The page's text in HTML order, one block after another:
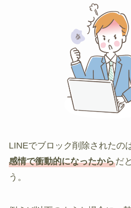
LINEでブロック削除されたの
感情で衝動的になったからだ
う。